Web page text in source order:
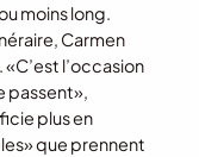
moins long.
Carmen
l’occasion
passent»,
plus en
que prennent